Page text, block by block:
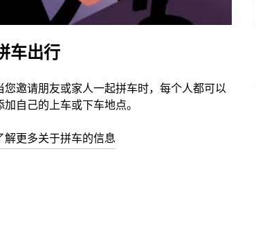
车出行
您邀请朋友或家人一起拼车时，每个人都可以
加自己的上车或下车地点。
解更多关于拼车的信息